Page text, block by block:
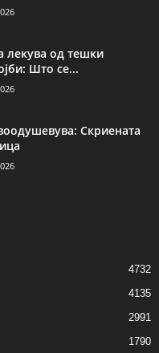
лекува од тешки
Што се...
Скриената
4732
4135
2991
1790